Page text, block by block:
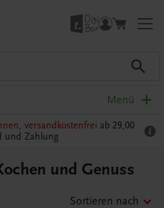
Menü
versandkostenfrei ab 29,00
und Zahlung
und Genuss
Sortieren nach